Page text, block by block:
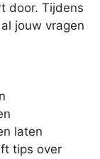
door. Tijdens
jouw vragen
laten
tips over